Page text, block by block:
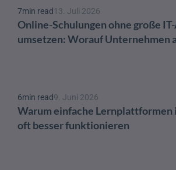
7min read13. Juli 2026
Online-Schulungen ohne große
umsetzen: Worauf Unternehmen
6min read9. Juni 2026
Warum einfache Lernplattformen
oft besser funktionieren